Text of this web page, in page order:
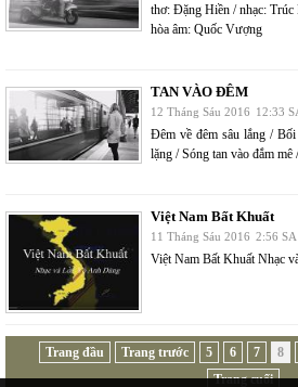
thơ: Đặng Hiền / nhạc:
hòa âm: Quốc Vượng
TAN VÀO ĐÊM
12 Tháng Sáu 2016 12:33
Đêm về đêm sâu lắng /
lặng / Sóng tan vào đắm mê /
Việt Nam Bất Khuất
11 Tháng Sáu 2016 2:56 SA
Việt Nam Bất Khuất Nhạc
Trang đầu Trang trước 5 6 7 8
Trang cuối